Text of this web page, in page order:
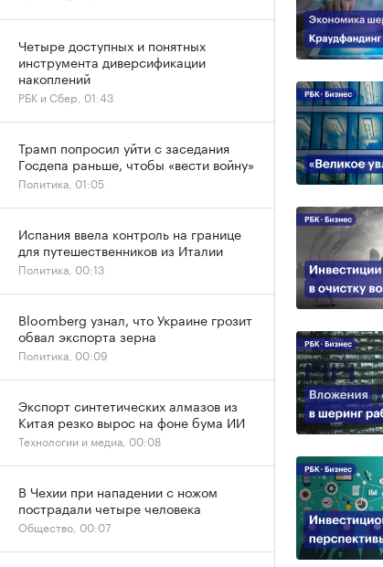
Четыре доступных и понятных
инструмента диверсификации
накоплений
РБК и Сбер, 01:43
Трамп попросил уйти с заседания
Госдепа раньше, чтобы «вести войну»
Политика, 01:05
Испания ввела контроль на границе
для путешественников из Италии
Политика, 00:13
Bloomberg узнал, что Украине грозит
обвал экспорта зерна
Политика, 00:09
Экспорт синтетических алмазов из
Китая резко вырос на фоне бума ИИ
Технологии и медиа, 00:08
В Чехии при нападении с ножом
пострадали четыре человека
Общество, 00:07